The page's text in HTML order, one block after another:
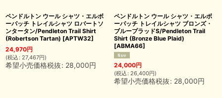
ペンドルトン ウール シャツ・エルボ
ーパッチ トレイルシャツ ロバートソ
ンタータン/Pendleton Trail Shirt
(Robertson Tartan) [APTW32]
24,970円
(税込 : 27,467円)
希望小売価格税抜: 28,000円
ペンドルトン ウール シャツ・エルボ
ーパッチ トレイルシャツ ブロンズ・
ブループラッドS/Pendleton Trail
Shirt (Bronze Blue Plaid)
[ABMA66]
24,000円
(税込 : 26,400円)
希望小売価格税抜: 28,000円